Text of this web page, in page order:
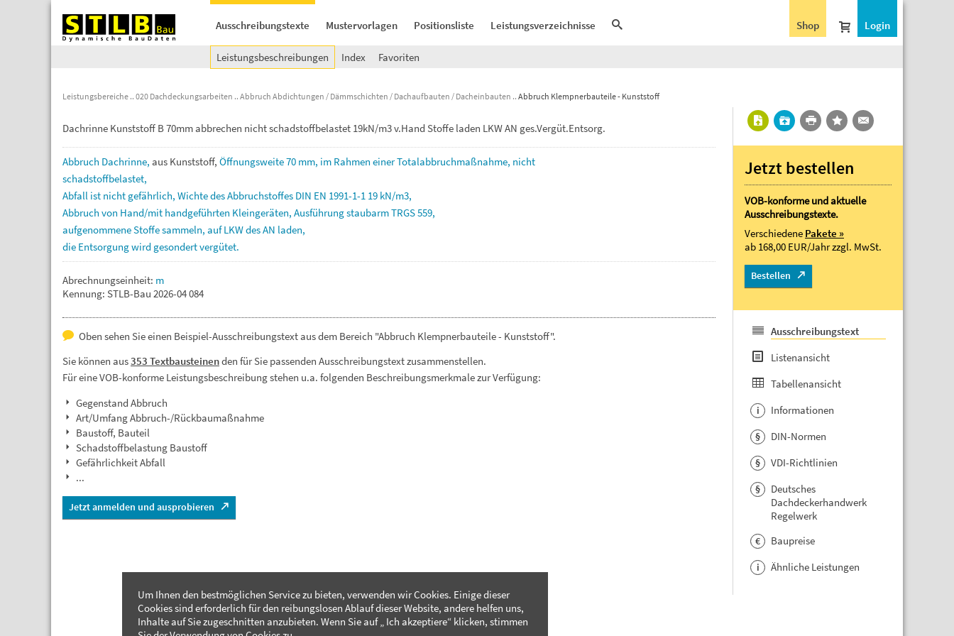
Ausschreibungstexte Mustervorlagen Positionsliste Leistungsverzeichnisse Login
Shop
Leistungsbeschreibungen Index Favoriten
Leistungsbereiche 020 Dachdeckungsarbeiten Abbruch Abdichtungen / Dämmschichten / Dachaufbauten / Dacheinbauten Abbruch Klempnerbauteile - Kunststoff
Dachrinne Kunststoff B 70mm abbrechen nicht schadstoffbelastet 19kN/m3 v.Hand Stoffe laden LKW AN ges.Vergüt.Entsorg.
Abbruch Dachrinne, aus Kunststoff, Öffnungsweite70 mm, im Rahmen einerTotalabbruchmaßnahme, nicht
schadstoffbelastet,
Abfall ist nicht gefährlich, WichtedesAbbruchstoffes DIN EN 1991-1-1 19 kN/m3,
Abbruch von Hand/mit handgeführten Kleingeräten, AusführungstaubarmTRGS559,
aufgenommeneStoffesammeln, aufLKWdesAN laden,
die Entsorgungwird gesondertvergütet.
Abrechnungseinheit: m
Kennung: STLB-Bau 2026-04 084
Oben sehen Sie einen Beispiel-Ausschreibungstext aus dem Bereich "Abbruch Klempnerbauteile - Kunststoff".
Sie können aus353 Textbausteinenden für Sie passenden Ausschreibungstext zusammenstellen.
Für eine VOB-konforme Leistungsbeschreibung stehen u.a. folgenden Beschreibungsmerkmale zur Verfügung:
Gegenstand Abbruch
Art/Umfang Abbruch-/Rückbaumaßnahme
Baustoff, Bauteil
Schadstoffbelastung Baustoff
Gefährlichkeit Abfall
...
Jetzt anmelden und ausprobieren
Jetzt bestellen
VOB-konforme und aktuelle
Ausschreibungstexte.
Verschiedene Pakete »
ab 168,00 EUR/Jahrzzgl. MwSt.
Bestellen
Ausschreibungstext
Listenansicht
Tabellenansicht
i Informationen
§ DIN-Normen
§ VDI-Richtlinien
§
Deutsches
Dachdeckerhandwerk
Regelwerk
€ Baupreise
i Ähnliche Leistungen
Um Ihnen den bestmöglichen Service zu bieten, verwenden wir Cookies. Einige dieser
Cookies sind erforderlich für den reibungslosen Ablauf dieser Website, andere helfen uns,
Inhalte auf Sie zugeschnitten anzubieten. Wenn Sie auf „ Ich akzeptiere“ klicken, stimmen